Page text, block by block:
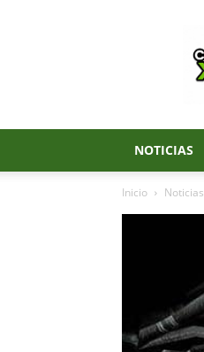
NOTICIAS
Inicio Noticias